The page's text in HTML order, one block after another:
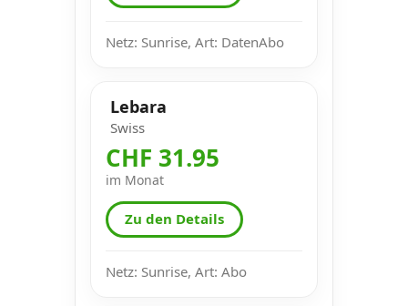
Netz: Sunrise, Art: DatenAbo
Lebara
Swiss
CHF 31.95
im Monat
Zu den Details
Netz: Sunrise, Art: Abo